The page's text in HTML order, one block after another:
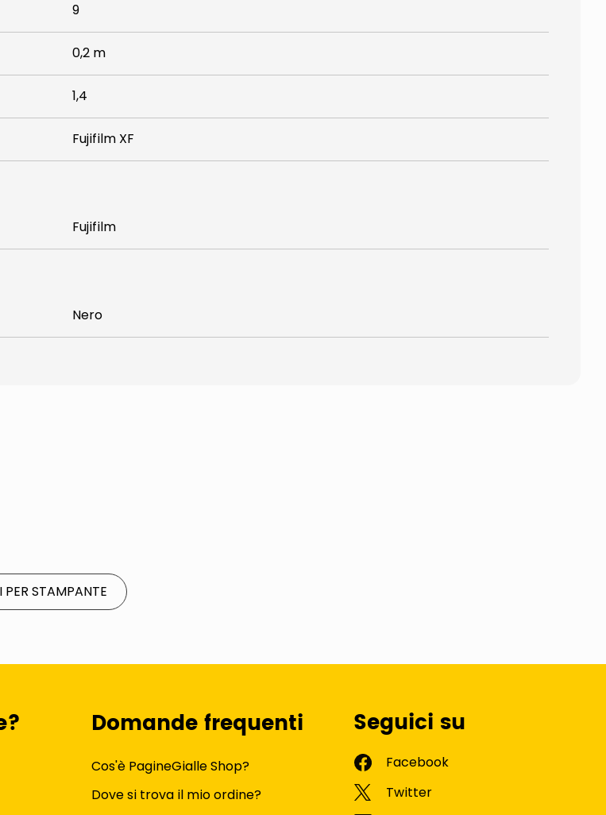
9
0,2 m
1,4
Fujifilm XF
Fujifilm
Nero
PER STAMPANTE
Domande frequenti
Cos'è PagineGialle Shop?
Dove si trova il mio ordine?
Seguici su